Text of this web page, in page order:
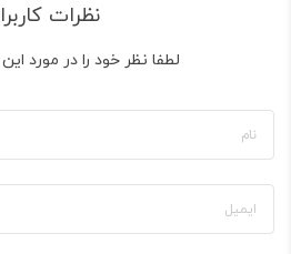
نظرات
لطفا نظر خود را در مورد این